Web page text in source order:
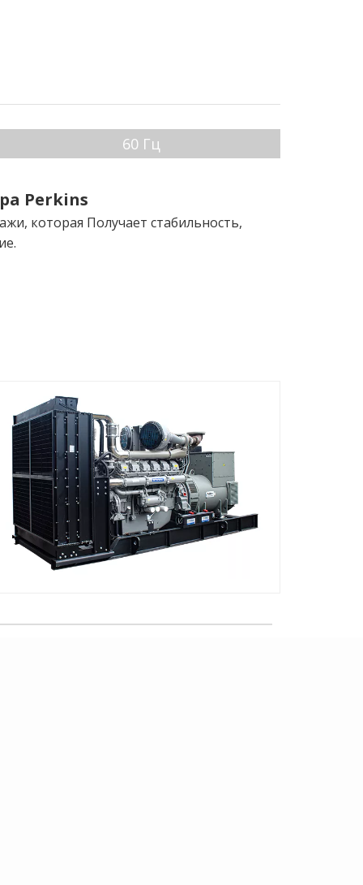
60 Гц
Perkins
которая Получает стабильность,